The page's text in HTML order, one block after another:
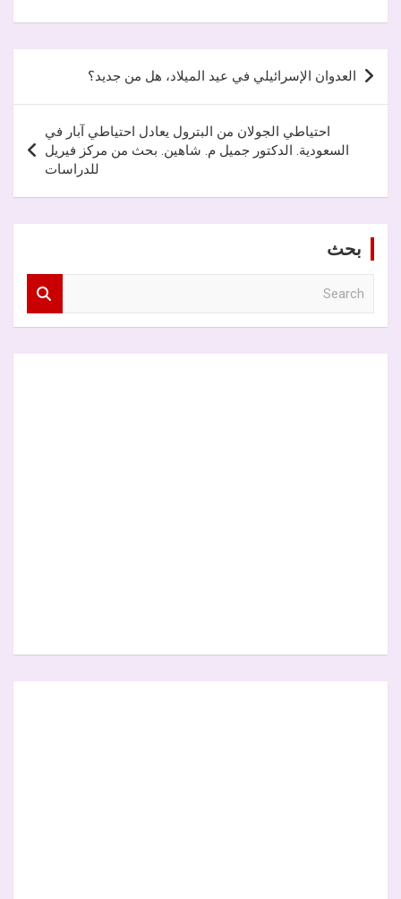
تصفّح
المقالات
العدوان الإسرائيلي في عيد الميلاد، هل من جديد؟
احتياطي الجولان من البترول يعادل احتياطي آبار في
السعودية. الدكتور جميل م. شاهين. بحث من مركز فيريل
للدراسات
بحث